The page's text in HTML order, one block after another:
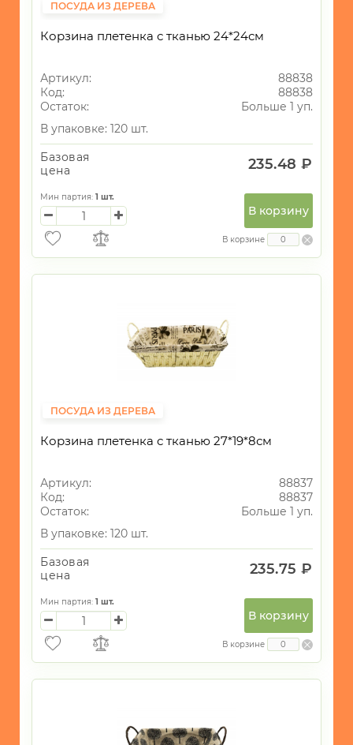
ПОСУДА ИЗ ДЕРЕВА
Корзина плетенка с тканью 24*24см
Артикул:
88838
Код:
88838
Остаток:
Больше 1 уп.
В упаковке: 120 шт.
Базовая
цена
235.48 ₽
Мин партия: 1 шт.
В корзину
В корзине
ПОСУДА ИЗ ДЕРЕВА
Корзина плетенка с тканью 27*19*8см
Артикул:
88837
Код:
88837
Остаток:
Больше 1 уп.
В упаковке: 120 шт.
Базовая
цена
235.75 ₽
Мин партия: 1 шт.
В корзину
В корзине